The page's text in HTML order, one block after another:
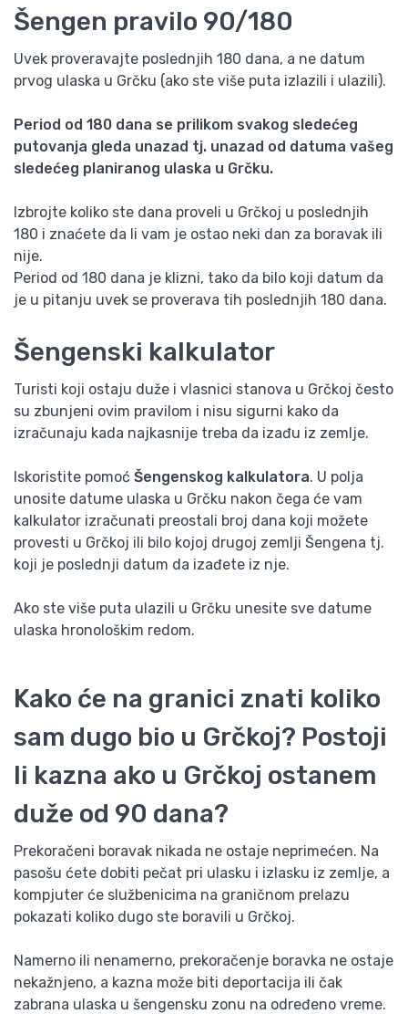
Šengen pravilo 90/180
Uvek proveravajte poslednjih 180 dana, a ne datum
prvog ulaska u Grčku (ako ste više puta izlazili i ulazili).
Period od 180 dana se prilikom svakog sledećeg
putovanja gleda unazad tj. unazad od datuma vašeg
sledećeg planiranog ulaska u Grčku.
Izbrojte koliko ste dana proveli u Grčkoj u poslednjih
180 i znaćete da li vam je ostao neki dan za boravak ili
nije.
Period od 180 dana je klizni, tako da bilo koji datum da
je u pitanju uvek se proverava tih poslednjih 180 dana.
Šengenski kalkulator
Turisti koji ostaju duže i vlasnici stanova u Grčkoj često
su zbunjeni ovim pravilom i nisu sigurni kako da
izračunaju kada najkasnije treba da izađu iz zemlje.
Iskoristite pomoć Šengenskog kalkulatora. U polja
unosite datume ulaska u Grčku nakon čega će vam
kalkulator izračunati preostali broj dana koji možete
provesti u Grčkoj ili bilo kojoj drugoj zemlji Šengena tj.
koji je poslednji datum da izađete iz nje.
Ako ste više puta ulazili u Grčku unesite sve datume
ulaska hronološkim redom.
Kako će na granici znati koliko
sam dugo bio u Grčkoj? Postoji
li kazna ako u Grčkoj ostanem
duže od 90 dana?
Prekoračeni boravak nikada ne ostaje neprimećen. Na
pasošu ćete dobiti pečat pri ulasku i izlasku iz zemlje, a
kompjuter će službenicima na graničnom prelazu
pokazati koliko dugo ste boravili u Grčkoj.
Namerno ili nenamerno, prekoračenje boravka ne ostaje
nekažnjeno, a kazna može biti deportacija ili čak
zabrana ulaska u šengensku zonu na određeno vreme.